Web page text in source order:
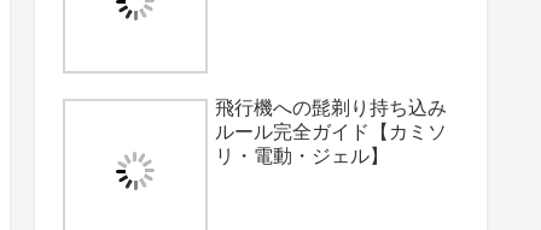
飛行機への髭剃り持ち込み
ルール完全ガイド【カミソ
リ・電動・ジェル】